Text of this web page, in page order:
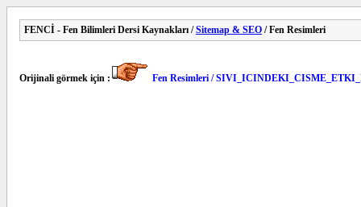
FENCİ - Fen Bilimleri Dersi Kaynakları /Sitemap & SEO / Fen Resimleri
Orijinali görmek için : Fen Resimleri /